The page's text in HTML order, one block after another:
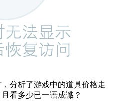
分析了游戏中的道具价格走
看多少已一语成谶？